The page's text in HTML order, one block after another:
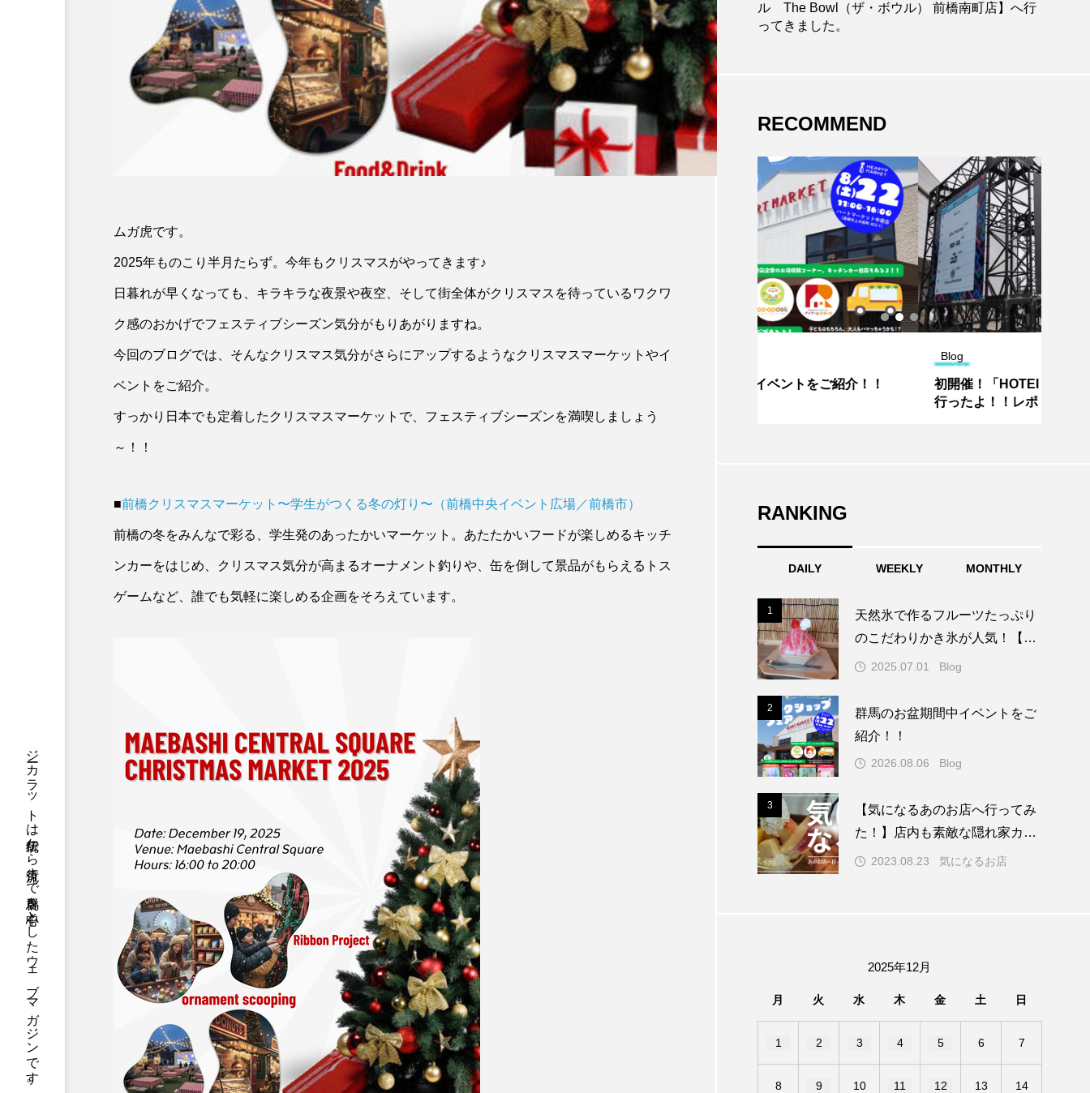
ジーカラットは伝統から流行まで群馬を中心としたウェブマガジンです。
ムガ虎です。
2025年ものこり半月たらず。今年もクリスマスがやってきます♪
日暮れが早くなっても、キラキラな夜景や夜空、そして街全体がクリスマスを待っているワクワ
ク感のおかげでフェスティブシーズン気分がもりあがりますね。
今回のブログでは、そんなクリスマス気分がさらにアップするようなクリスマスマーケットやイ
ベントをご紹介。
すっかり日本でも定着したクリスマスマーケットで、フェスティブシーズンを満喫しましょう
～！！
■前橋クリスマスマーケット〜学生がつくる冬の灯り〜（前橋中央イベント広場／前橋市）
前橋の冬をみんなで彩る、学生発のあったかいマーケット。あたたかいフードが楽しめるキッチ
ンカーをはじめ、クリスマス気分が高まるオーナメント釣りや、缶を倒して景品がもらえるトス
ゲームなど、誰でも気軽に楽しめる企画をそろえています。
ル The Bowl（ザ・ボウル） 前橋南町店】へ行
ってきました。
RECOMMEND
Blog Blog
初開催！「HOTEI FES＠Gメッセ群馬」に
行ったよ！！レポ（高崎市）
RANKING
DAILY WEEKLY MONTHLY
1
天然氷で作るフルーツたっぷり
のこだわりかき氷が人気！【富
岡市 上州やなぎや】
2025.07.01 Blog
2
群馬のお盆期間中イベントをご
紹介！！
2026.08.06 Blog
3
【気になるあのお店へ行ってみ
た！】店内も素敵な隠れ家カフ
ェは「剣崎桃」農家直営カフェ
2023.08.23 気になるお店
2025年12月
月 火 水 木 金 土 日
1 2 3 4 5 6 7
8 9 10 11 12 13 14